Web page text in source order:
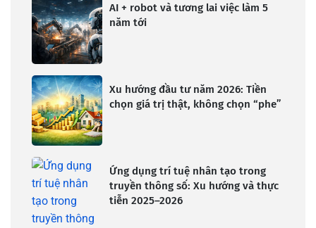
AI + robot và tương lai việc làm 5
năm tới
Xu hướng đầu tư năm 2026: Tiền
chọn giá trị thật, không chọn “phe”
Ứng dụng trí tuệ nhân tạo trong
truyền thông số: Xu hướng và thực
tiễn 2025–2026